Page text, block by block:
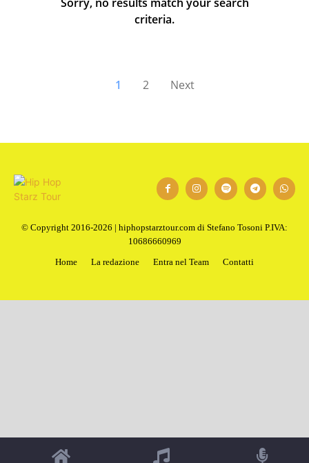
Sorry, no results match your search
criteria.
1 2 Next
© Copyright 2016-2026 | hiphopstarztour.com di Stefano Tosoni P.IVA:
10686660969
Home
La redazione Entra nel Team Contatti